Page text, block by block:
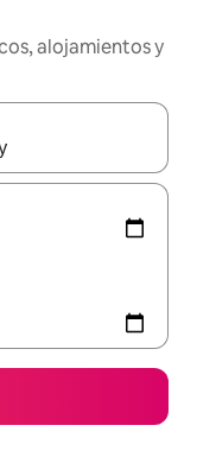
alojamientos y
navega con las